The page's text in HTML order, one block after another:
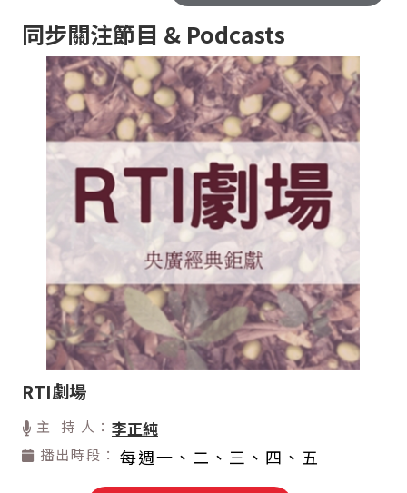
同步關注節目 & Podcasts
RTI劇場
主 持 人： 李正純
播出時段： 每週一、二、三、四、五